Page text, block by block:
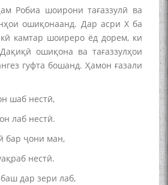
Робиа шоирони тағаззулӣ ва
ошиқонаанд. Дар асри Х ба
камтар шоиреро ёд дорем, ки
ошиқона ва тағаззулҳои
гуфта бошанд. Ҳамон ғазали
шаб нестӣ,
лаб нестӣ.
бар ҷони ман,
нестӣ.
дар зери лаб,